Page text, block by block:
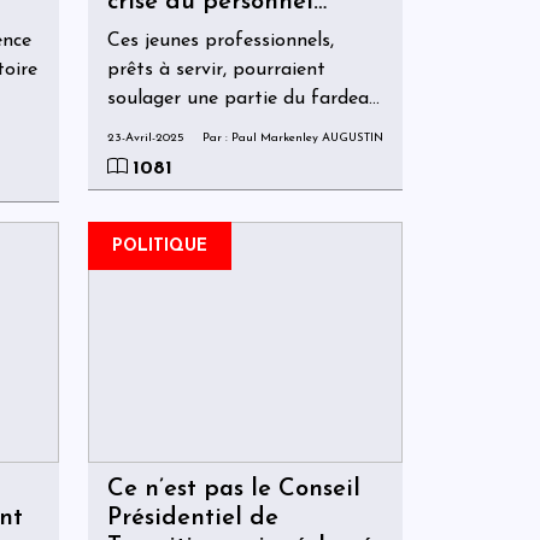
judiciaire en Haïti
Ces jeunes professionnels,
prêts à servir, pourraient
soulager une partie du fardeau
juridictions du pays.
23-Avril-2025 Par : Paul Markenley AUGUSTIN
1081
POLITIQUE
Ce n’est pas le Conseil
Présidentiel de